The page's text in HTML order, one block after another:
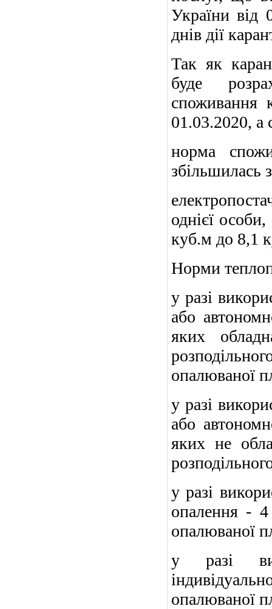
України від
днів дії
Так як
буде
споживання
01.03.2020, а
норма
збільшилась
однієї
куб.м до 8,1
Норми
у разі
або
яких
опалюваної
у разі
або
яких не
у разі
опалення -
опалюваної
у разі
опалюваної